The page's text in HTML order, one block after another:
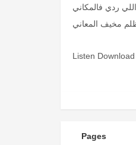
ردي فالمكاني
مخيف المعاني
Listen
Pages